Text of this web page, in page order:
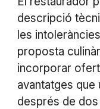
descripció
les
proposta
incorporar
avantatges que
després de